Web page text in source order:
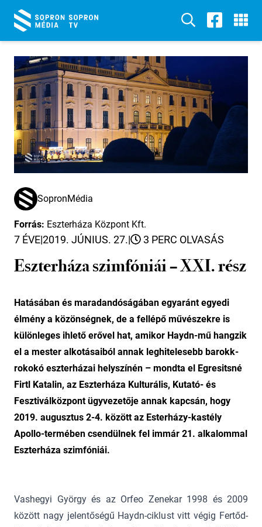
SopronMédia
Forrás: Eszterháza Központ Kft.
7 ÉVE|2019. JÚNIUS. 27.| 3 PERC OLVASÁS
Eszterháza szimfóniái – XXI. rész
Hatásában és maradandóságában egyaránt egyedi
élmény a közönségnek, de a fellépő művészekre is
különleges ihlető erővel hat, amikor Haydn-mű hangzik
el a mester alkotásaiból annak leghitelesebb barokk-
rokokó eszterházai helyszínén – mondta el Egresitsné
Firtl Katalin, az Eszterháza Kulturális, Kutató- és
Fesztiválközpont ügyvezetője annak kapcsán, hogy
2019. augusztus 2-4. között az Esterházy-kastély
Apollo-termében csendülnek fel immár 21. alkalommal
Eszterháza szimfóniái.
Vashegyi György és az Orfeo Zenekar 1998 és 2009
között nagy jelentőségű Haydn-ciklust vitt végig Fertőd-